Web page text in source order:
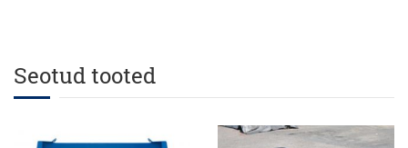
Seotud tooted